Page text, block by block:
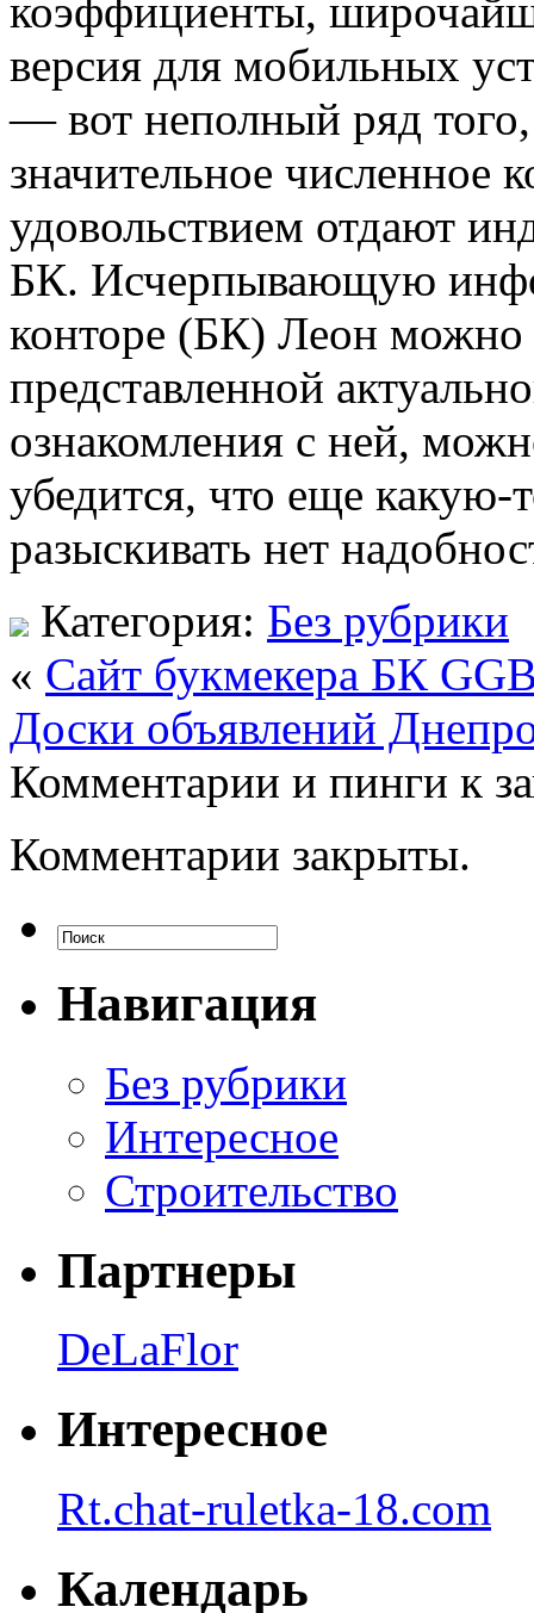
коэффициенты,
версия для мобильных
— вот неполный ряд того,
значительное численное
удовольствием отдают
БК. Исчерпывающую
конторе (БК) Леон можно
представленной
ознакомления с ней,
убедится, что еще
разыскивать нет
Категория: Без рубрики
« Сайт букмекера БК
Доски объявлений
Комментарии и пинги к
Комментарии закрыты.
Навигация
Без рубрики
Интересное
Строительство
Партнеры
DeLaFlor
Интересное
Rt.chat-ruletka-18.com
Календарь